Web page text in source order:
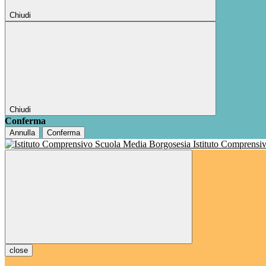
Chiudi
Chiudi
Conferma
Annulla Conferma
Istituto
close